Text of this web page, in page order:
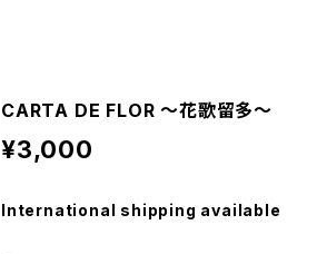
CARTA DE FLOR ～花歌留多～
¥3,000
International shipping available